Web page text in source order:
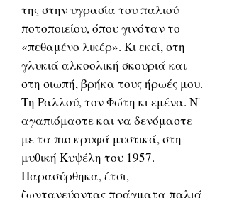
της στην υγρασία του παλιού
ποτοποιείου, όπου γινόταν το
«πεθαμένο λικέρ». Κι εκεί, στη
γλυκιά αλκοολική σκουριά και
στη σιωπή, βρήκα τους ήρωές μου.
Τη Ραλλού, τον Φώτη κι εμένα. Ν'
αγαπιόμαστε και να δενόμαστε
με τα πιο κρυφά μυστικά, στη
μυθική Κυψέλη του 1957.
Παρασύρθηκα, έτσι,
ζωντανεύοντας πράγματα παλιά